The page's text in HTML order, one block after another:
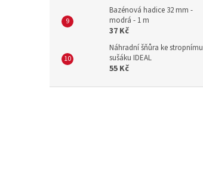
Bazénová hadice 32 mm -
modrá - 1 m
37 Kč
Náhradní šňůra ke stropnímu
sušáku IDEAL
55 Kč